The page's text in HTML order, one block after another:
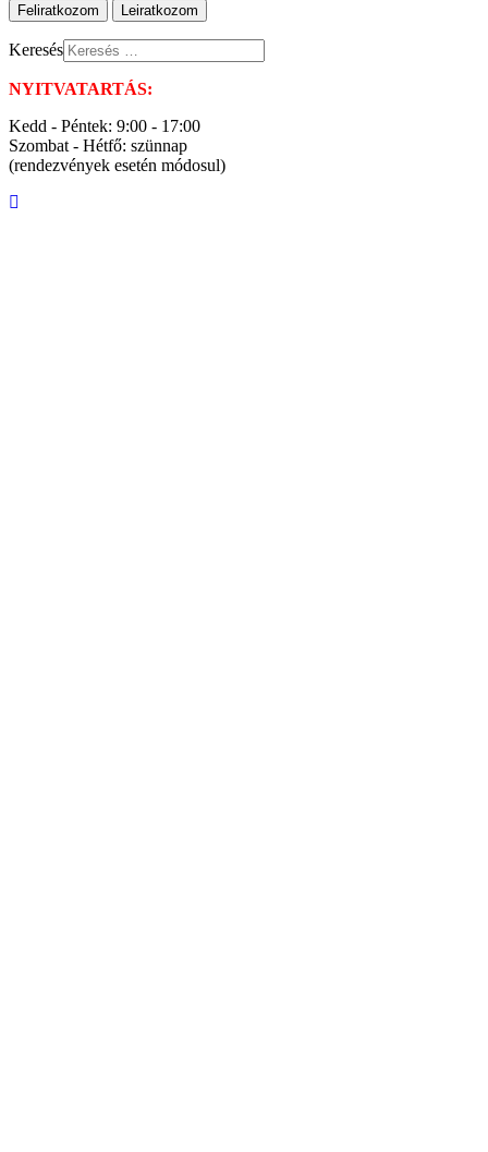
Keresés
NYITVATARTÁS:
Kedd - Péntek: 9:00 - 17:00
Szombat - Hétfő: szünnap
(rendezvények esetén módosul)